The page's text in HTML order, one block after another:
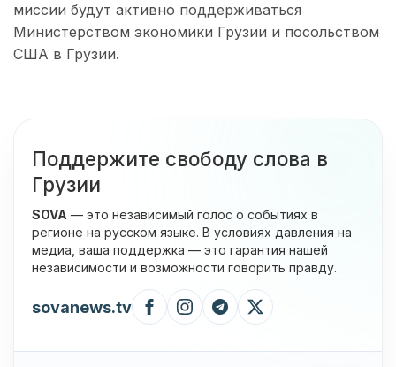
миссии будут активно поддерживаться
Министерством экономики Грузии и посольством
США в Грузии.
Поддержите свободу слова в
Грузии
SOVA — это независимый голос о событиях в
регионе на русском языке. В условиях давления на
медиа, ваша поддержка — это гарантия нашей
независимости и возможности говорить правду.
sovanews.tv